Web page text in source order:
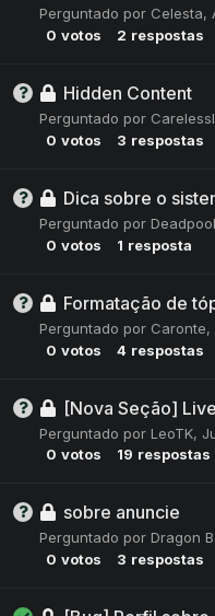
Perguntado por Celesta,
0 votos 2 respostas
Hidden Content
Perguntado por
0 votos 3 respostas
Dica sobre o
Perguntado por Deadpool
0 votos 1 resposta
Formatação de
Perguntado por Caronte,
0 votos 4 respostas
[Nova Seção]
Perguntado por LeoTK,
0 votos 19 respostas
sobre anuncie
Perguntado por Dragon
0 votos 3 respostas